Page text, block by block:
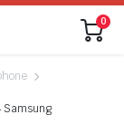
0
Samsung